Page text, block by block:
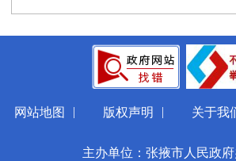
网站地图 | 版权声明 | 关于我
主办单位：张掖市人民政